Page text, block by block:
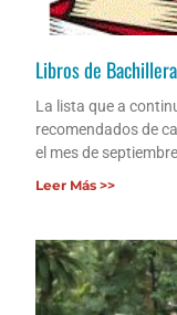
Libros de
La lista que a
recomendados de
el mes de
Leer Más >>